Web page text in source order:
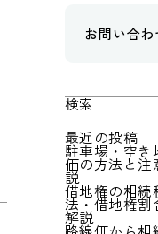
お問い合わ
検索
最近の投稿
駐車場・空き
価の方法と注
説
借地権の相続
法・借地権割
解説